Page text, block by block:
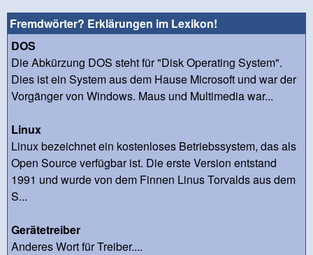
Fremdwörter? Erklärungen im Lexikon!
DOS
Die Abkürzung DOS steht für "Disk Operating System".
Dies ist ein System aus dem Hause Microsoft und war der
Vorgänger von Windows. Maus und Multimedia war...
Linux
Linux bezeichnet ein kostenloses Betriebssystem, das als
Open Source verfügbar ist. Die erste Version entstand
1991 und wurde von dem Finnen Linus Torvalds aus dem
S...
Gerätetreiber
Anderes Wort für Treiber....